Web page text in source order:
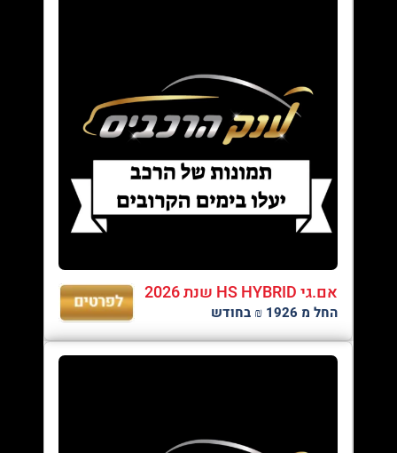
אם.גי HS HYBRID שנת 2026
החל מ 1926 ₪ בחודש